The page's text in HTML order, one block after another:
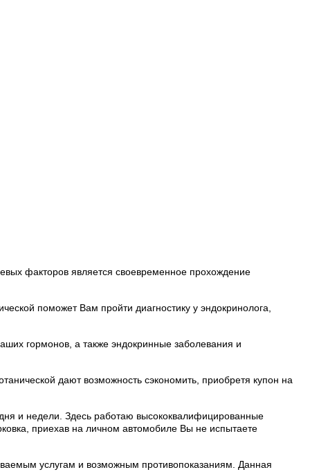
факторов является своевременное прохождение
поможет Вам пройти диагностику у эндокринолога,
гормонов, а также эндокринные заболевания и
дают возможность сэкономить, приобретя купон на
и недели. Здесь работаю высококвалифицированные
приехав на личном автомобиле Вы не испытаете
услугам и возможным противопоказаниям. Данная